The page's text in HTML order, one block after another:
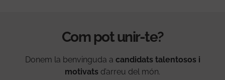
Com pot unir-te?
Donem la benvinguda a candidats talentosos i
motivats d’arreu del món.